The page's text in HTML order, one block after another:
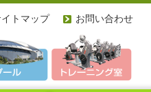
トマップ お問い合わせ